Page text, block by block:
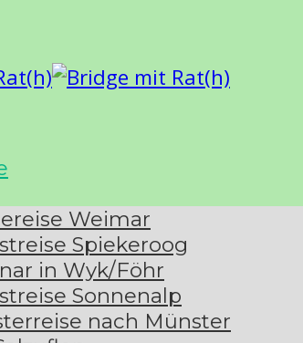
Weimar
Spiekeroog
in Wyk/Föhr
Sonnenalp
nach Münster